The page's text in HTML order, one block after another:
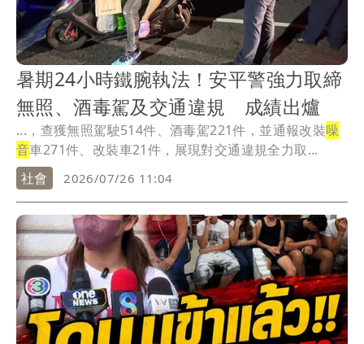
暑期24小時鐵腕執法！安平警強力取締
無照、酒毒駕及交通違規 成績出爐
...，查獲無照駕駛514件、酒毒駕221件，並通報改裝噪
音車271件、改裝車21件，展現對交通違規全力取...
社會
2026/07/26 11:04